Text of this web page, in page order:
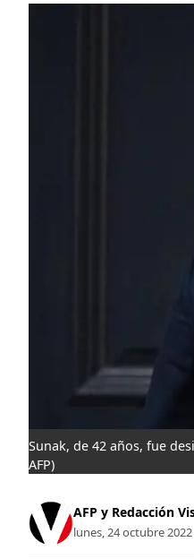
Sunak, de 42 años, fue
AFP)
AFP y Redacción
lunes, 24 octubre 2022